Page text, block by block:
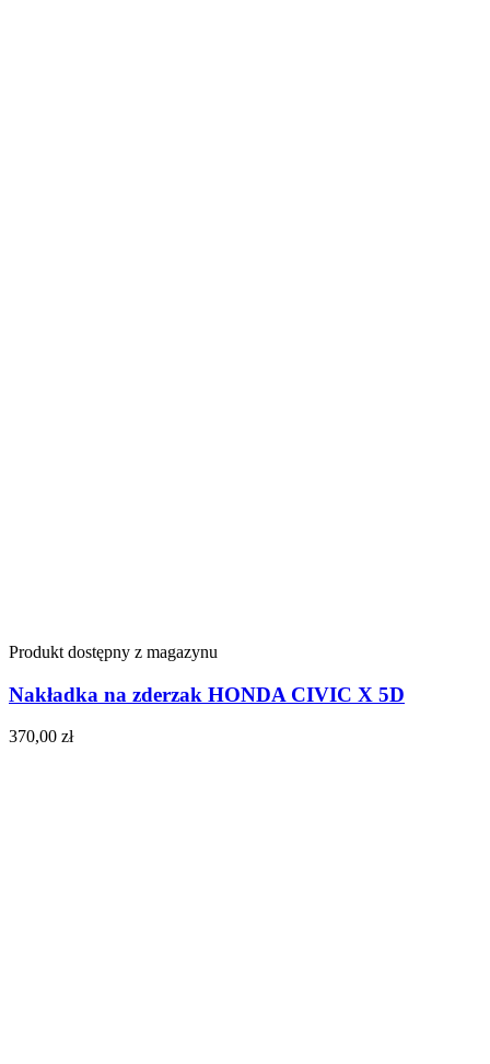
Produkt dostępny z magazynu
Nakładka na zderzak HONDA CIVIC X 5D
370,00 zł